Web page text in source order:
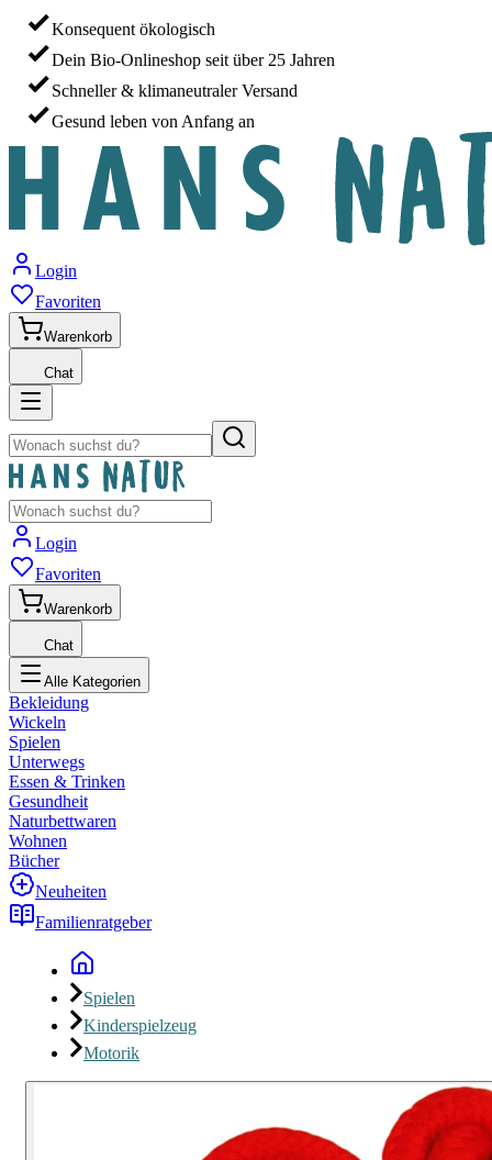
Konsequent ökologisch
Dein Bio-Onlineshop seit über 25 Jahren
Schneller & klimaneutraler Versand
Gesund leben von Anfang an
Login
Favoriten
Warenkorb
Chat
Login
Favoriten
Warenkorb
Chat
Alle Kategorien
Bekleidung
Wickeln
Spielen
Unterwegs
Essen & Trinken
Gesundheit
Naturbettwaren
Wohnen
Bücher
Neuheiten
Familienratgeber
Spielen
Kinderspielzeug
Motorik